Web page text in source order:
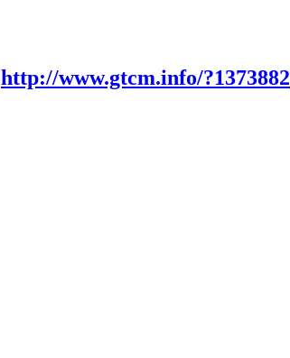
http://www.gtcm.info/?1373882